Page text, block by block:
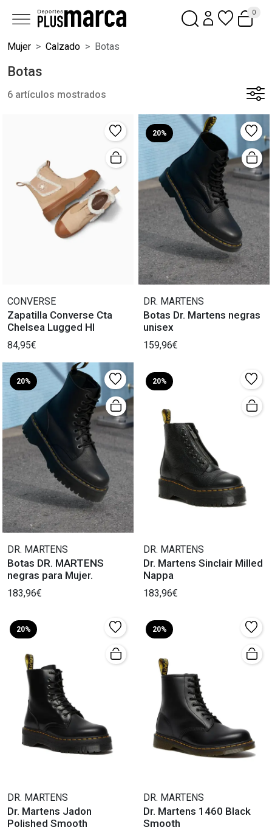
0
Mujer Calzado Botas
Botas
6 artículos mostrados
CONVERSE
Zapatilla Converse Cta
Chelsea Lugged HI
84,95€
20%
DR. MARTENS
Botas Dr. Martens negras
unisex
159,96€
20%
DR. MARTENS
Botas DR. MARTENS
negras para Mujer.
183,96€
20%
DR. MARTENS
Dr. Martens Sinclair Milled
Nappa
183,96€
20%
DR. MARTENS
Dr. Martens Jadon
Polished Smooth
20%
DR. MARTENS
Dr. Martens 1460 Black
Smooth